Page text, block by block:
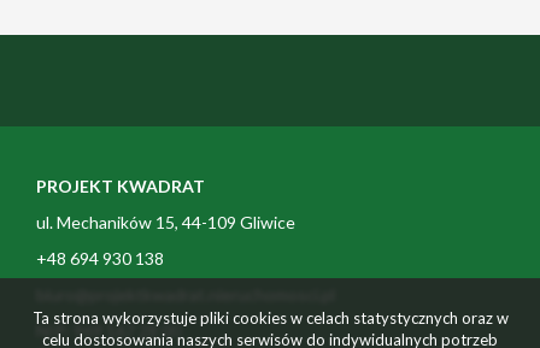
PROJEKT KWADRAT
ul. Mechaników 15, 44-109 Gliwice
+48 694 930 138
NIP: 969 167 28 00
Ta strona wykorzystuje pliki cookies w celach statystycznych oraz w
celu dostosowania naszych serwisów do indywidualnych potrzeb